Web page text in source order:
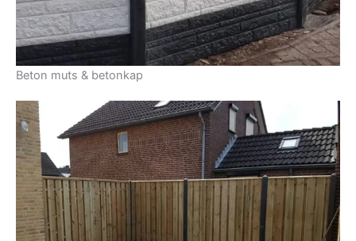
Beton muts & betonkap